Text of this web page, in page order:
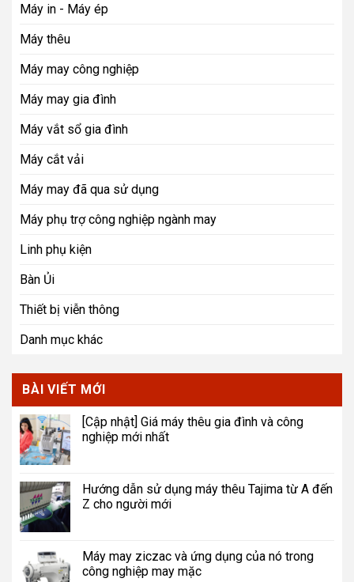
Máy in - Máy ép
Máy thêu
Máy may công nghiệp
Máy may gia đình
Máy vắt sổ gia đình
Máy cắt vải
Máy may đã qua sử dụng
Máy phụ trợ công nghiệp ngành may
Linh phụ kiện
Bàn Ủi
Thiết bị viễn thông
Danh mục khác
BÀI VIẾT MỚI
[Cập nhật] Giá máy thêu gia đình và công
nghiệp mới nhất
Hướng dẫn sử dụng máy thêu Tajima từ A đến
Z cho người mới
Máy may ziczac và ứng dụng của nó trong
công nghiệp may mặc